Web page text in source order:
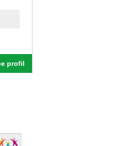
profil